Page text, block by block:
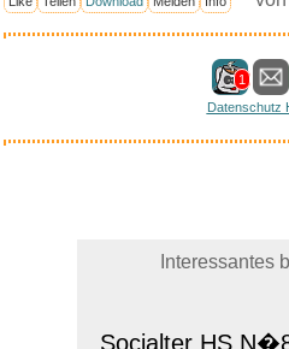
1
Datenschutz
Interessantes